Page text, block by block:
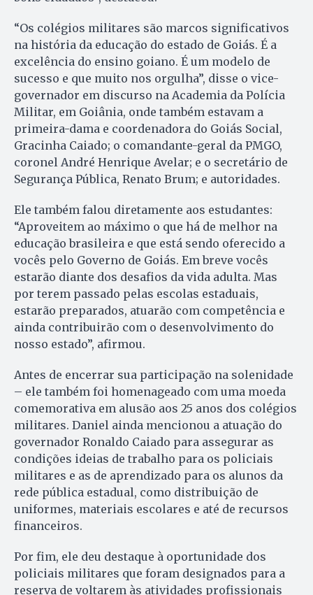
“Os colégios militares são marcos significativos
na história da educação do estado de Goiás. É a
excelência do ensino goiano. É um modelo de
sucesso e que muito nos orgulha”, disse o vice-
governador em discurso na Academia da Polícia
Militar, em Goiânia, onde também estavam a
primeira-dama e coordenadora do Goiás Social,
Gracinha Caiado; o comandante-geral da PMGO,
coronel André Henrique Avelar; e o secretário de
Segurança Pública, Renato Brum; e autoridades.
Ele também falou diretamente aos estudantes:
“Aproveitem ao máximo o que há de melhor na
educação brasileira e que está sendo oferecido a
vocês pelo Governo de Goiás. Em breve vocês
estarão diante dos desafios da vida adulta. Mas
por terem passado pelas escolas estaduais,
estarão preparados, atuarão com competência e
ainda contribuirão com o desenvolvimento do
nosso estado”, afirmou.
Antes de encerrar sua participação na solenidade
– ele também foi homenageado com uma moeda
comemorativa em alusão aos 25 anos dos colégios
militares. Daniel ainda mencionou a atuação do
governador Ronaldo Caiado para assegurar as
condições ideias de trabalho para os policiais
militares e as de aprendizado para os alunos da
rede pública estadual, como distribuição de
uniformes, materiais escolares e até de recursos
financeiros.
Por fim, ele deu destaque à oportunidade dos
policiais militares que foram designados para a
reserva de voltarem às atividades profissionais